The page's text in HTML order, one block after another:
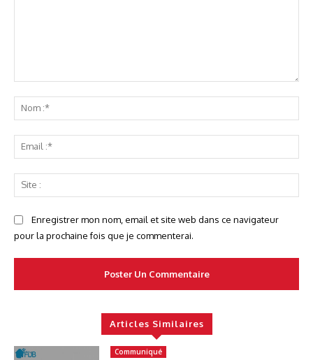
:*
:*
:
Enregistrer mon nom, email et site web dans ce navigateur
pour la prochaine fois que je commenterai.
Articles Similaires
Communiqué